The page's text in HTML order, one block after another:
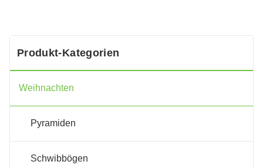
Produkt-Kategorien
Weihnachten
Pyramiden
Schwibbögen